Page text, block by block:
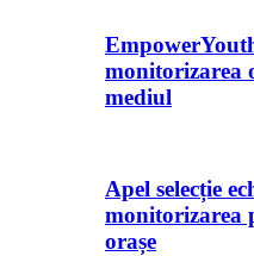
monitorizarea
mediul
Apel selecție
monitorizarea
orașe